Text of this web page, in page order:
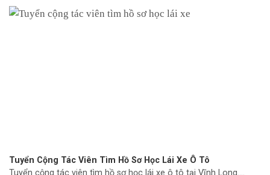
Tuyển Cộng Tác Viên Tìm Hồ Sơ Học Lái Xe Ô Tô
Tuyển cộng tác viên tìm hồ sơ học lái xe ô tô tại Vĩnh Long....